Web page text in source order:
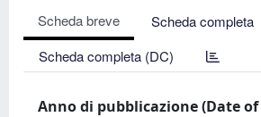
Scheda breve
Scheda completa
Scheda completa (DC)
Anno di pubblicazione (Date